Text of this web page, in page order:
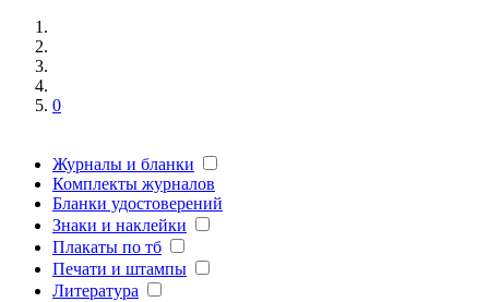
0
Журналы и бланки
Комплекты журналов
Бланки удостоверений
Знаки и наклейки
Плакаты по тб
Печати и штампы
Литература